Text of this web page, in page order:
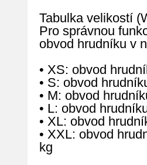
Tabulka velikostí
Pro správnou
obvod hrudníku v
• XS: obvod
• S: obvod
• M: obvod
• L: obvod
• XL: obvod
• XXL: obvod
kg